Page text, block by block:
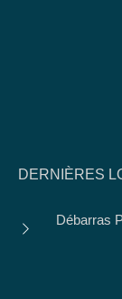
DERNIÈRES
Débarras